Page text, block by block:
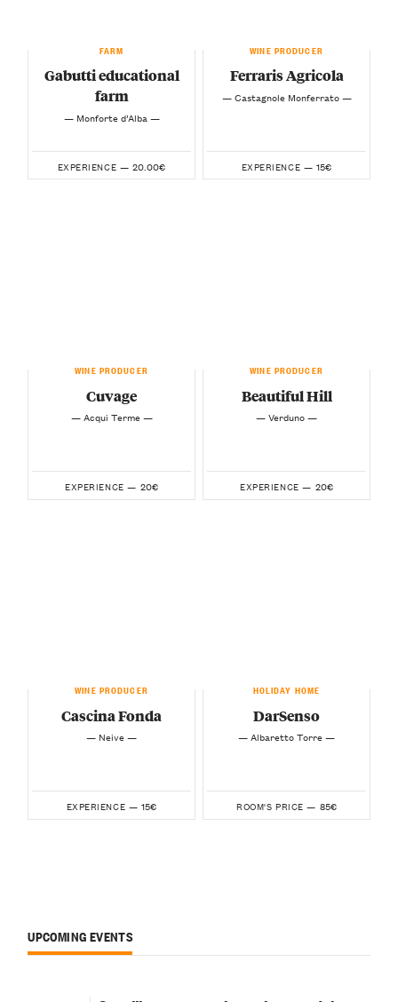
FARM
Gabutti educational
farm
— Monforte d’Alba —
EXPERIENCE — 20.00€
WINE PRODUCER
Ferraris Agricola
— Castagnole Monferrato —
EXPERIENCE — 15€
WINE PRODUCER
Cuvage
— Acqui Terme —
EXPERIENCE — 20€
WINE PRODUCER
Beautiful Hill
— Verduno —
EXPERIENCE — 20€
WINE PRODUCER
Cascina Fonda
— Neive —
EXPERIENCE — 15€
HOLIDAY HOME
DarSenso
— Albaretto Torre —
ROOM'S PRICE — 85€
UPCOMING EVENTS